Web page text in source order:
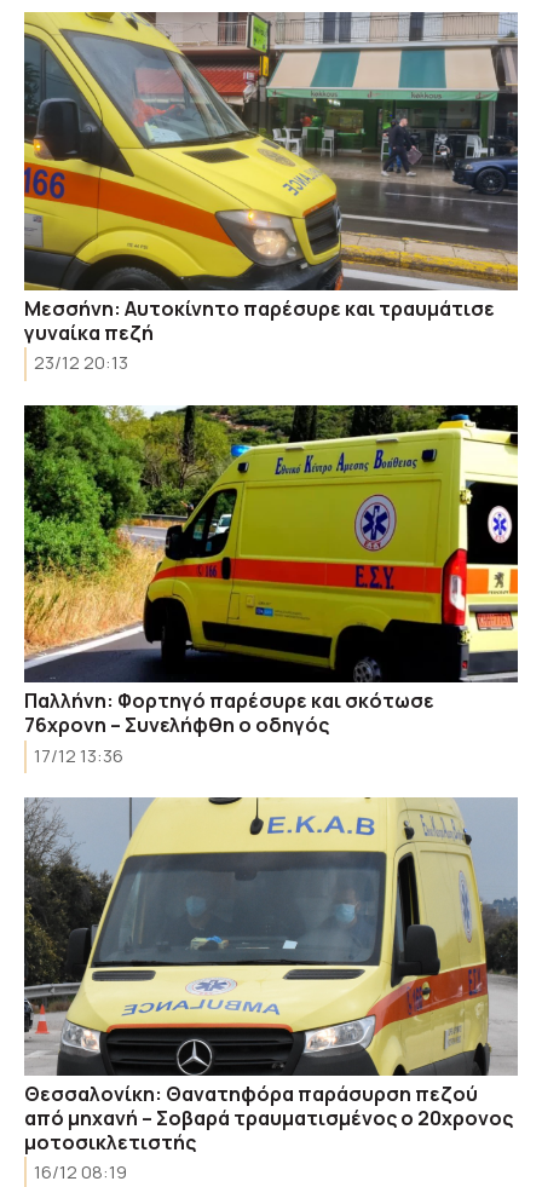
Μεσσήνη: Αυτοκίνητο παρέσυρε και τραυμάτισε
γυναίκα πεζή
23/12 20:13
Παλλήνη: Φορτηγό παρέσυρε και σκότωσε
76χρονη – Συνελήφθη ο οδηγός
17/12 13:36
Θεσσαλονίκη: Θανατηφόρα παράσυρση πεζού
από μηχανή – Σοβαρά τραυματισμένος ο 20χρονος
μοτοσικλετιστής
16/12 08:19